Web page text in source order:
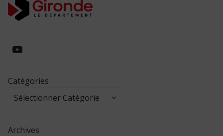
https://www.youtube.com/
Catégories
Archives